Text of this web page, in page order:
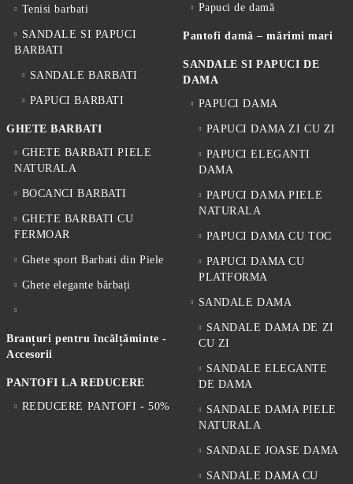
Tenisi barbati
SANDALE SI PAPUCI
BARBATI
SANDALE BARBATI
PAPUCI BARBATI
GHETE BARBATI
GHETE BARBATI PIELE
NATURALA
BOCANCI BARBATI
GHETE BARBATI CU
FERMOAR
Ghete sport Barbati din Piele
Ghete elegante bărbați
Branțuri pentru încălțăminte -
Accesorii
PANTOFI LA REDUCERE
REDUCERE PANTOFI - 50%
Papuci de damă
Pantofi damă – mărimi mari
SANDALE SI PAPUCI DE
DAMA
PAPUCI DAMA
PAPUCI DAMA ZI CU ZI
PAPUCI ELEGANTI
DAMA
PAPUCI DAMA PIELE
NATURALA
PAPUCI DAMA CU TOC
PAPUCI DAMA CU
PLATFORMA
SANDALE DAMA
SANDALE DAMA DE ZI
CU ZI
SANDALE ELEGANTE
DE DAMA
SANDALE DAMA PIELE
NATURALA
SANDALE JOASE DAMA
SANDALE DAMA CU